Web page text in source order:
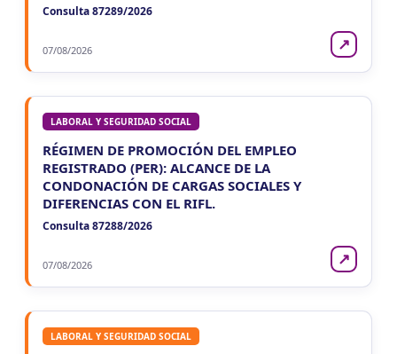
Consulta 87289/2026
07/08/2026 ↗
LABORAL Y SEGURIDAD SOCIAL
RÉGIMEN DE PROMOCIÓN DEL EMPLEO
REGISTRADO (PER): ALCANCE DE LA
CONDONACIÓN DE CARGAS SOCIALES Y
DIFERENCIAS CON EL RIFL.
Consulta 87288/2026
07/08/2026 ↗
LABORAL Y SEGURIDAD SOCIAL